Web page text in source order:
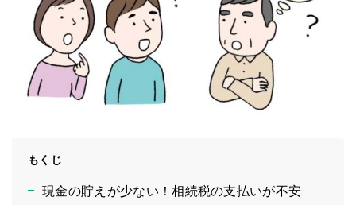
もくじ
現金の貯えが少ない！相続税の支払いが不安